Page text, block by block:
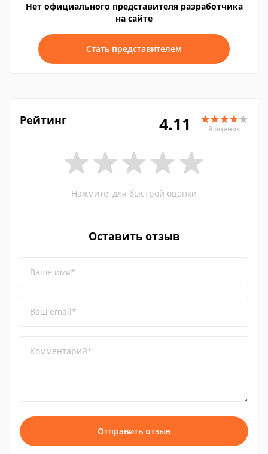
Нет официального представителя разработчика
на сайте
Стать представителем
Рейтинг 4.11 9 оценок
Нажмите, для быстрой оценки
Оставить отзыв
Ваше имя*
Ваш email*
Комментарий*
Отправить отзыв